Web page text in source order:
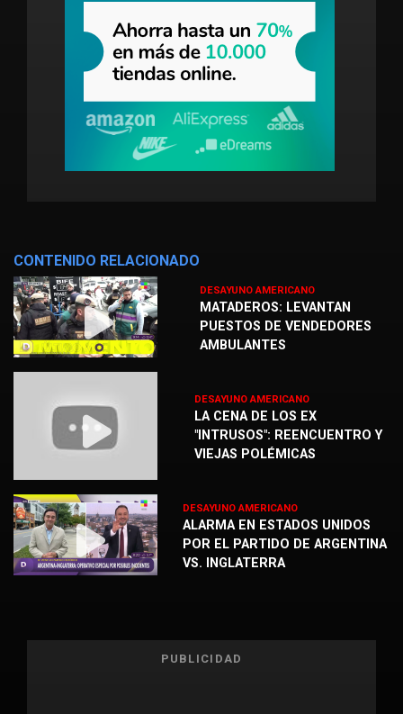
CONTENIDO RELACIONADO
DESAYUNO AMERICANO
MATADEROS: LEVANTAN
PUESTOS DE VENDEDORES
AMBULANTES
DESAYUNO AMERICANO
LA CENA DE LOS EX
"INTRUSOS": REENCUENTRO Y
VIEJAS POLÉMICAS
DESAYUNO AMERICANO
ALARMA EN ESTADOS UNIDOS
POR EL PARTIDO DE ARGENTINA
VS. INGLATERRA
PUBLICIDAD